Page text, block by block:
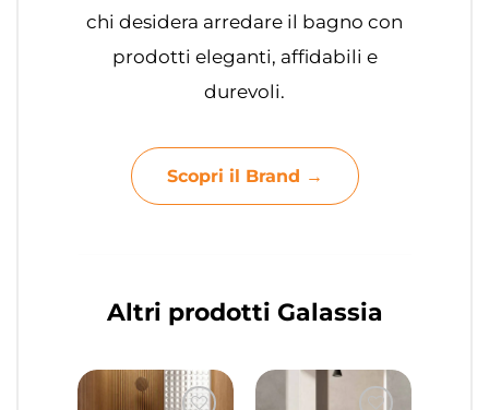
chi desidera arredare il bagno con
prodotti eleganti, affidabili e
durevoli.
Scopri il Brand →
Altri prodotti Galassia